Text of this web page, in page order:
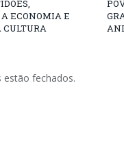
ECONOMIA E
CULTURA
estão fechados.